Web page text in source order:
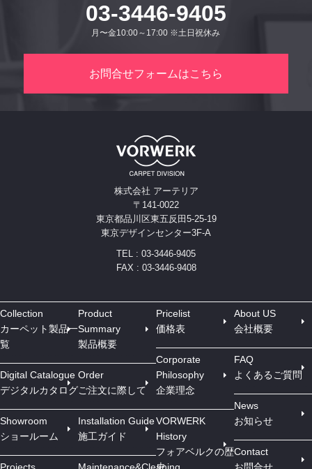
03-3446-9405
月〜金10:00～17:00 ※土日祝休み
お問合せフォームはこちら
株式会社 アーテリア
〒141-0022
東京都品川区東五反田5-25-19
東京デザインセンター3F-A
TEL : 03-3446-9405
FAX : 03-3446-9408
Collection
カーペット製品一
覧
Digital Catalogue
デジタルカタログ
Showroom
ショールーム
Product
Summary
製品概要
Order
ご注文に際して
Installation Guide
施工ガイド
Pricelist
価格表
Corporate
Philosophy
企業理念
VORWERK
History
フォアベルクの歴
About US
会社概要
FAQ
よくあるご質問
News
お知らせ
Contact